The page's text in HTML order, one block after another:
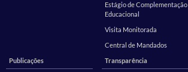
Estágio de Complementação
Educacional
Visita Monitorada
Central de Mandados
Publicações
Transparência